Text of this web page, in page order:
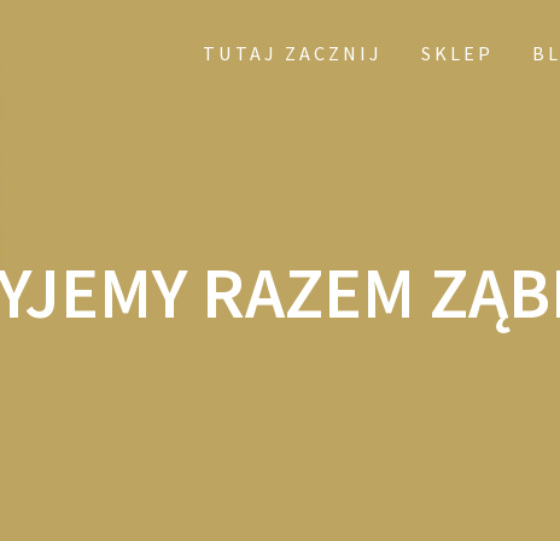
TUTAJ ZACZNIJ SKLEP
RAZEM